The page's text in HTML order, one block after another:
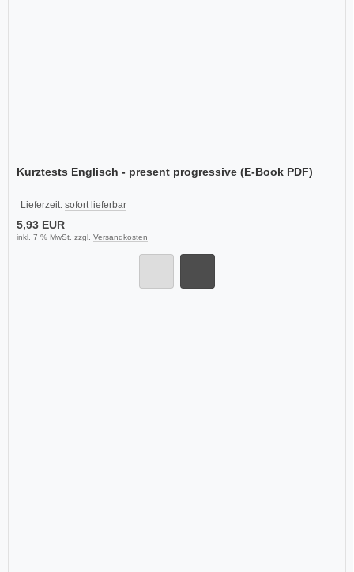
Kurztests Englisch - present progressive (E-Book PDF)
Lieferzeit: sofort lieferbar
5,93 EUR
inkl. 7 % MwSt. zzgl. Versandkosten